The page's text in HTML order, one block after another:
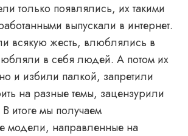
только появлялись, их такими
выпускали в интернет.
всякую жесть, влюблялись в
в себя людей. А потом их
и избили палкой, запретили
на разные темы, зацензурили
итоге мы получаем
модели, направленные на